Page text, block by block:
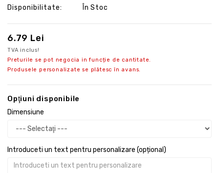
Disponibilitate:
În Stoc
6.79 Lei
TVA inclus!
Preturile se pot negocia in funcție de cantitate.
Produsele personalizate se plătesc în avans.
Opţiuni disponibile
Dimensiune
Introduceti un text pentru personalizare (opțional)